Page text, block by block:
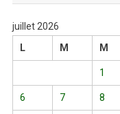
juillet 2026
L
M M
1
6 7 8